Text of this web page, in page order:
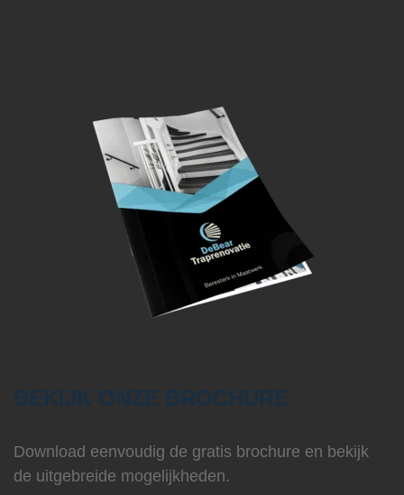
BEKIJK ONZE BROCHURE
Download eenvoudig de gratis brochure en bekijk
de uitgebreide mogelijkheden.